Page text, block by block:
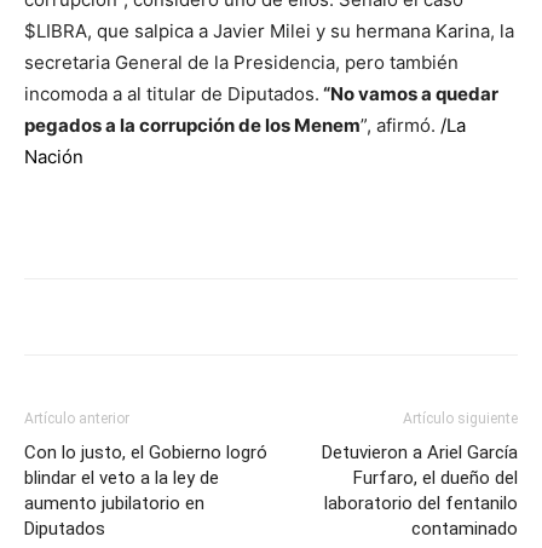
$LIBRA, que salpica a Javier Milei y su hermana Karina, la
secretaria General de la Presidencia, pero también
incomoda a al titular de Diputados. “No vamos a quedar
pegados a la corrupción de los Menem”, afirmó. /La
Nación
Artículo anterior
Con lo justo, el Gobierno logró
blindar el veto a la ley de
aumento jubilatorio en
Diputados
Artículo siguiente
Detuvieron a Ariel García
Furfaro, el dueño del
laboratorio del fentanilo
contaminado